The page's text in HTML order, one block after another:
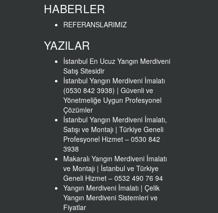
HABERLER
REFERANSLARIMIZ
YAZILAR
İstanbul En Ucuz Yangın Merdiveni
Satış Sitesidir
İstanbul Yangın Merdiveni İmalatı
(0530 842 3938) | Güvenli ve
Yönetmeliğe Uygun Profesyonel
Çözümler
İstanbul Yangın Merdiveni İmalatı,
Satışı ve Montajı | Türkiye Geneli
Profesyonel Hizmet – 0530 842
3938
Makaralı Yangın Merdiveni İmalatı
ve Montajı | İstanbul ve Türkiye
Geneli Hizmet – 0532 490 76 94
Yangın Merdiveni İmalatı | Çelik
Yangın Merdiveni Sistemleri ve
Fiyatlar